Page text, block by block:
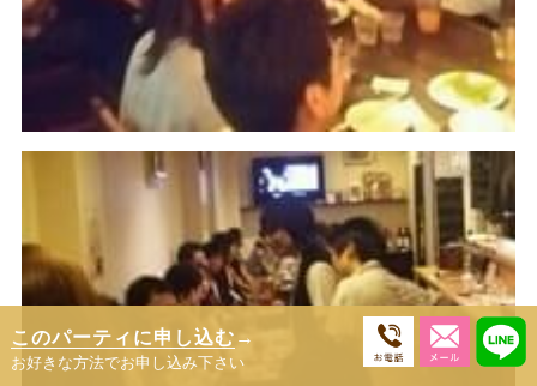
このパーティに申し込む →
お好きな方法でお申し込み下さい